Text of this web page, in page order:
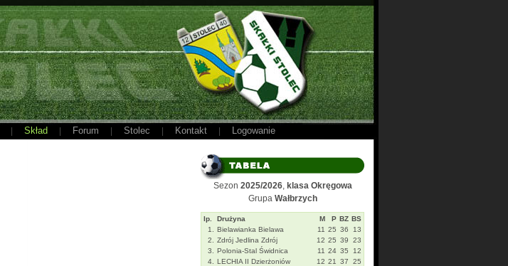
Skład Forum Stolec Kontakt Logowanie
Sezon 2025/2026, klasa Okręgowa
Grupa Wałbrzych
lp. Drużyna M P BZ BS
1.
Bielawianka Bielawa 11 25 36
13
2.
Zdrój Jedlina Zdrój 12 25 39
23
3.
Polonia-Stal Świdnica 11 24 35
12
4.
LECHIA II Dzierżoniów 12 21 37
25